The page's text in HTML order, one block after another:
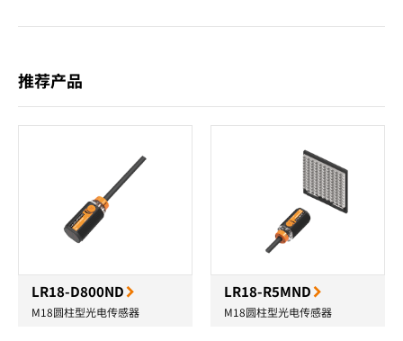
推荐产品
LR18-D800ND
M18圆柱型光电传感器
LR18-R5MND
M18圆柱型光电传感器